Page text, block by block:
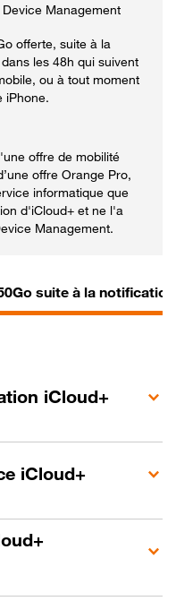
Management
offerte, suite à la
les 48h qui suivent
ou à tout moment
iPhone.
offre de mobilité
offre Orange Pro,
informatique que
d'iCloud+ et ne l'a
Management.
suite à la notification
iCloud+
iCloud+